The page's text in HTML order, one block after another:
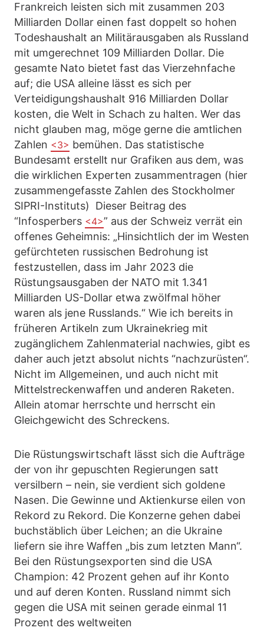
Frankreich leisten sich mit zusammen 203
Milliarden Dollar einen fast doppelt so hohen
Todeshaushalt an Militärausgaben als Russland
mit umgerechnet 109 Milliarden Dollar. Die
gesamte Nato bietet fast das Vierzehnfache
auf; die USA alleine lässt es sich per
Verteidigungshaushalt 916 Milliarden Dollar
kosten, die Welt in Schach zu halten. Wer das
nicht glauben mag, möge gerne die amtlichen
Zahlen <3> bemühen. Das statistische
Bundesamt erstellt nur Grafiken aus dem, was
die wirklichen Experten zusammentragen (hier
zusammengefasste Zahlen des Stockholmer
SIPRI-Instituts) Dieser Beitrag des
“Infosperbers <4>” aus der Schweiz verrät ein
offenes Geheimnis: „Hinsichtlich der im Westen
gefürchteten russischen Bedrohung ist
festzustellen, dass im Jahr 2023 die
Rüstungsausgaben der NATO mit 1.341
Milliarden US-Dollar etwa zwölfmal höher
waren als jene Russlands.“ Wie ich bereits in
früheren Artikeln zum Ukrainekrieg mit
zugänglichem Zahlenmaterial nachwies, gibt es
daher auch jetzt absolut nichts “nachzurüsten“.
Nicht im Allgemeinen, und auch nicht mit
Mittelstreckenwaffen und anderen Raketen.
Allein atomar herrschte und herrscht ein
Gleichgewicht des Schreckens.
Die Rüstungswirtschaft lässt sich die Aufträge
der von ihr gepuschten Regierungen satt
versilbern – nein, sie verdient sich goldene
Nasen. Die Gewinne und Aktienkurse eilen von
Rekord zu Rekord. Die Konzerne gehen dabei
buchstäblich über Leichen; an die Ukraine
liefern sie ihre Waffen „bis zum letzten Mann“.
Bei den Rüstungsexporten sind die USA
Champion: 42 Prozent gehen auf ihr Konto
und auf deren Konten. Russland nimmt sich
gegen die USA mit seinen gerade einmal 11
Prozent des weltweiten